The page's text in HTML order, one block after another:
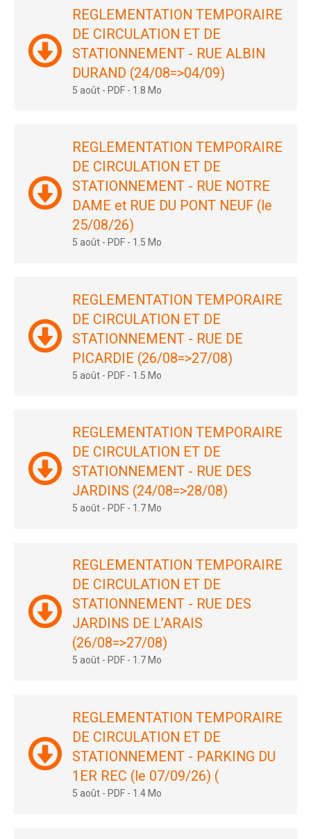
REGLEMENTATION TEMPORAIRE
DE CIRCULATION ET DE
STATIONNEMENT - RUE ALBIN
DURAND (24/08=>04/09)
5 août -PDF - 1.8 Mo
REGLEMENTATION TEMPORAIRE
DE CIRCULATION ET DE
STATIONNEMENT - RUE NOTRE
DAME et RUE DU PONT NEUF (le
25/08/26)
5 août - PDF - 1.5 Mo
REGLEMENTATION TEMPORAIRE
DE CIRCULATION ET DE
STATIONNEMENT - RUE DE
PICARDIE (26/08=>27/08)
5 août -PDF - 1.5 Mo
REGLEMENTATION TEMPORAIRE
DE CIRCULATION ET DE
STATIONNEMENT - RUE DES
JARDINS (24/08=>28/08)
5 août - PDF - 1.7 Mo
REGLEMENTATION TEMPORAIRE
DE CIRCULATION ET DE
STATIONNEMENT - RUE DES
JARDINS DE L’ARAIS
(26/08=>27/08)
5 août - PDF - 1.7 Mo
REGLEMENTATION TEMPORAIRE
DE CIRCULATION ET DE
STATIONNEMENT - PARKING DU
1ER REC (le 07/09/26) (
5 août - PDF - 1.4 Mo